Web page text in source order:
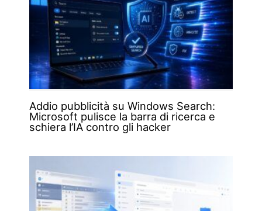
Addio pubblicità su Windows Search:
Microsoft pulisce la barra di ricerca e
schiera l’IA contro gli hacker